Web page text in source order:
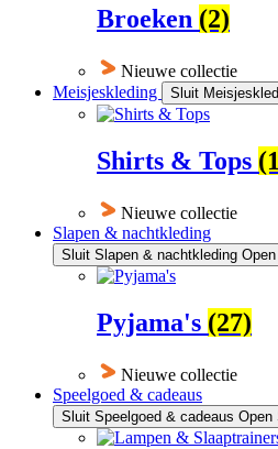
Broeken (2)
Nieuwe collectie
Meisjeskleding
Sluit
Shirts & Tops
Nieuwe collectie
Slapen & nachtkleding
Sluit Slapen & nachtkleding
Pyjama's (27)
Nieuwe collectie
Speelgoed & cadeaus
Sluit Speelgoed & cadeaus Open